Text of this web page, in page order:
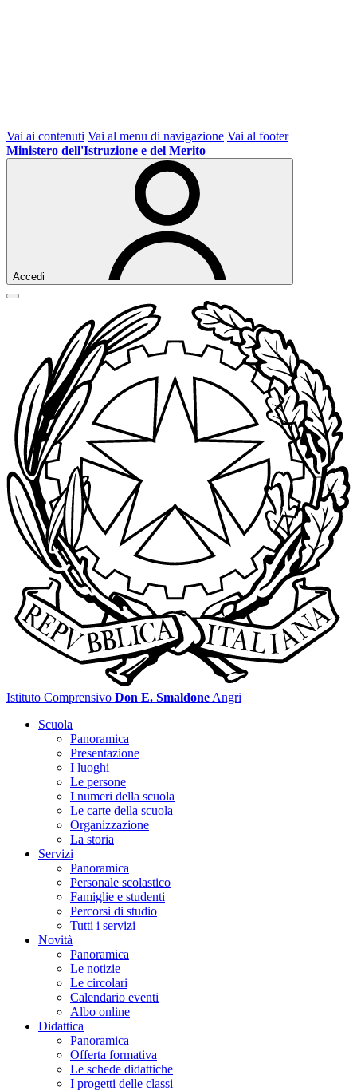
Vai ai contenuti Vai al menu di navigazione Vai al footer
Ministero dell'Istruzione e del Merito
Accedi
Istituto Comprensivo Don E. Smaldone Angri
Scuola
Panoramica
Presentazione
I luoghi
Le persone
I numeri della scuola
Le carte della scuola
Organizzazione
La storia
Servizi
Panoramica
Personale scolastico
Famiglie e studenti
Percorsi di studio
Tutti i servizi
Novità
Panoramica
Le notizie
Le circolari
Calendario eventi
Albo online
Didattica
Panoramica
Offerta formativa
Le schede didattiche
I progetti delle classi